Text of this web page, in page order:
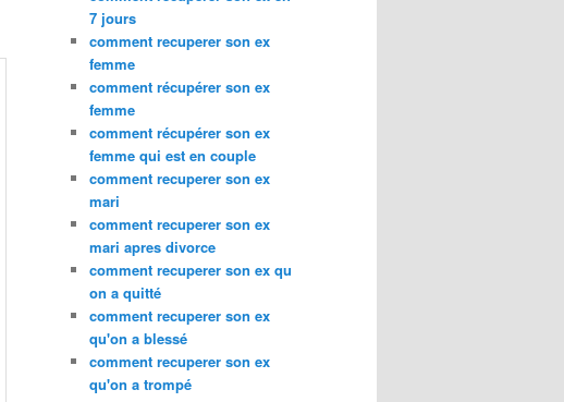
7 jours
comment recuperer son ex
femme
comment récupérer son ex
femme
comment récupérer son ex
femme qui est en couple
comment recuperer son ex
mari
comment recuperer son ex
mari apres divorce
comment recuperer son ex qu
on a quitté
comment recuperer son ex
qu'on a blessé
comment recuperer son ex
qu'on a trompé